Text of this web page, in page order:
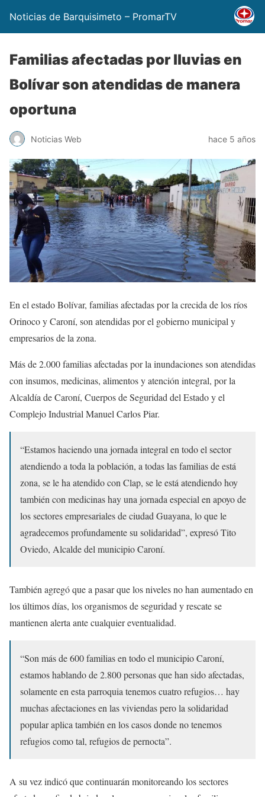
Noticias de Barquisimeto – PromarTV
Familias afectadas por lluvias en
Bolívar son atendidas de manera
oportuna
Noticias Web hace 5 años
En el estado Bolívar, familias afectadas por la crecida de los ríos
Orinoco y Caroní, son atendidas por el gobierno municipal y
empresarios de la zona.
Más de 2.000 familias afectadas por la inundaciones son atendidas
con insumos, medicinas, alimentos y atención integral, por la
Alcaldía de Caroní, Cuerpos de Seguridad del Estado y el
Complejo Industrial Manuel Carlos Piar.
“Estamos haciendo una jornada integral en todo el sector
atendiendo a toda la población, a todas las familias de está
zona, se le ha atendido con Clap, se le está atendiendo hoy
también con medicinas hay una jornada especial en apoyo de
los sectores empresariales de ciudad Guayana, lo que le
agradecemos profundamente su solidaridad”, expresó Tito
Oviedo, Alcalde del municipio Caroní.
También agregó que a pasar que los niveles no han aumentado en
los últimos días, los organismos de seguridad y rescate se
mantienen alerta ante cualquier eventualidad.
“Son más de 600 familias en todo el municipio Caroní,
estamos hablando de 2.800 personas que han sido afectadas,
solamente en esta parroquia tenemos cuatro refugios… hay
muchas afectaciones en las viviendas pero la solidaridad
popular aplica también en los casos donde no tenemos
refugios como tal, refugios de pernocta”.
A su vez indicó que continuarán monitoreando los sectores